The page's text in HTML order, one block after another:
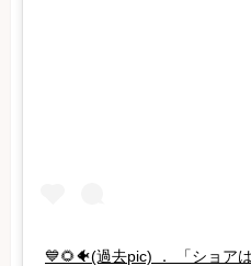
💙🌻🐠(過去pic) ． 「ショア